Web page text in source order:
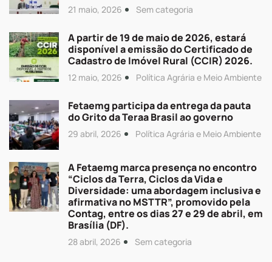
21 maio, 2026 Sem categoria
A partir de 19 de maio de 2026, estará
disponível a emissão do Certificado de
Cadastro de Imóvel Rural (CCIR) 2026.
12 maio, 2026 Política Agrária e Meio Ambiente
Fetaemg participa da entrega da pauta
do Grito da Teraa Brasil ao governo
29 abril, 2026 Política Agrária e Meio Ambiente
A Fetaemg marca presença no encontro
“Ciclos da Terra, Ciclos da Vida e
Diversidade: uma abordagem inclusiva e
afirmativa no MSTTR”, promovido pela
Contag, entre os dias 27 e 29 de abril, em
Brasília (DF).
28 abril, 2026 Sem categoria